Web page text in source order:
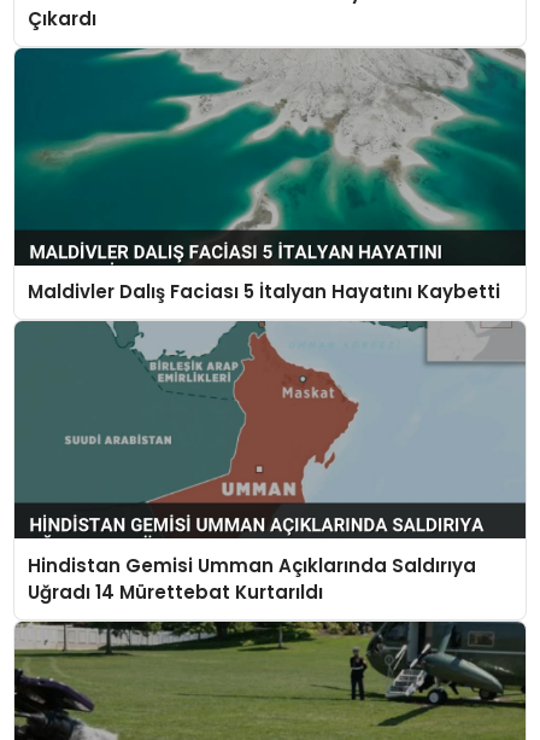
Çıkardı
Maldivler Dalış Faciası 5 İtalyan Hayatını Kaybetti
Hindistan Gemisi Umman Açıklarında Saldırıya
Uğradı 14 Mürettebat Kurtarıldı